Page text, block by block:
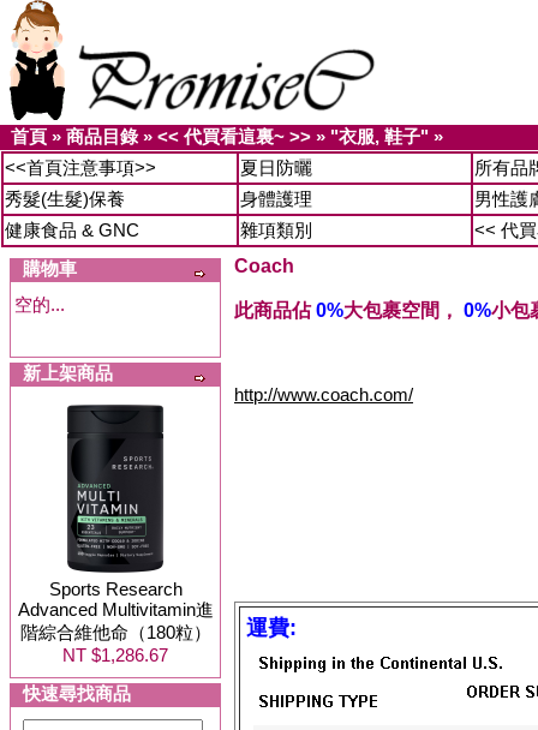
首頁 » 商品目錄» << 代買看這裏~ >> » "衣服, 鞋子" »
<<首頁注意事項>>
夏日防曬
所有品
秀髮(生髮)保養
身體護理
男性護
健康食品 & GNC
雜項類別
<< 代
購物車
空的...
新上架商品
Sports Research
Advanced Multivitamin進
階綜合維他命（180粒）
NT $1,286.67
快速尋找商品
Coach
此商品佔0%大包裹空間， 0%小包
http://www.coach.com/
運費: